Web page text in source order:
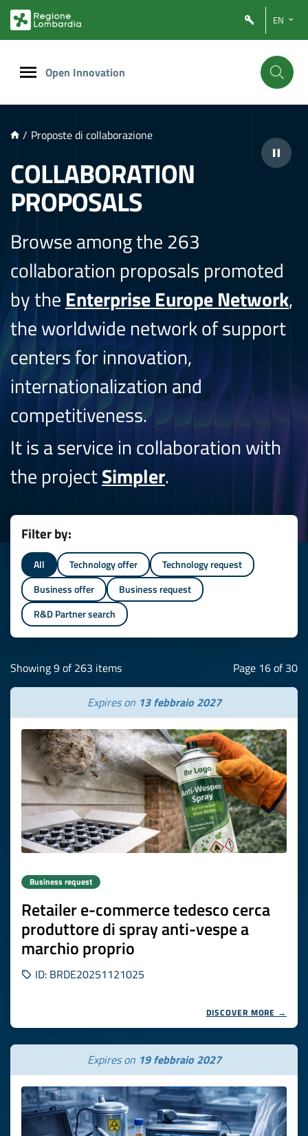
PRINCIPALE
EN
Open Innovation
/ Proposte di collaborazione
COLLABORATION
PROPOSALS
Browse among the 263
collaboration proposals promoted
by the Enterprise Europe Network,
the worldwide network of support
centers for innovation,
internationalization and
competitiveness.
It is a service in collaboration with
the projectSimpler.
Filter by:
All Technology offer
Technology request
Business offer
Business request
R&D Partner search
Showing 9 of 263 items Page 16 of 30
Expires on 13 febbraio 2027
Business request
Retailer e-commerce tedesco cerca
produttore di spray anti-vespe a
marchio proprio
ID: BRDE20251121025
DISCOVER MORE →
Expires on 19 febbraio 2027